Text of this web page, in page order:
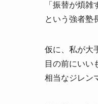
「振替が煩
という強者塾
仮に、私が大
目の前にいい
相当なジレン